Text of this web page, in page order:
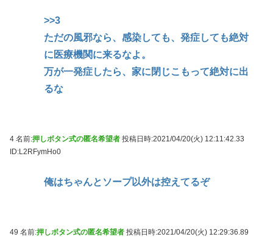
>>3
ただの風邪なら、感染しても、発症しても絶対
に医療機関に来るなよ。
万が一発症したら、家に閉じこもって絶対に出
るな
4 名前:押しボタン式の匿名希望者 投稿日時:2021/04/20(火) 12:11:42.33
ID:L2RFymHo0
俺はちゃんとソープ以外は控えてるぞ
49 名前:押しボタン式の匿名希望者 投稿日時:2021/04/20(火) 12:29:36.89